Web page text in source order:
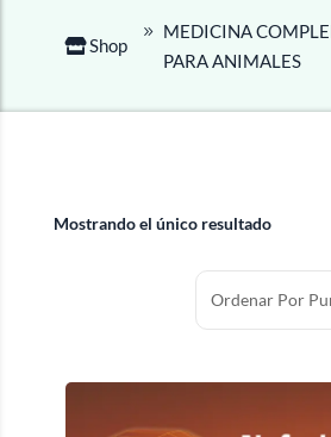
Shop
MEDICINA
PARA ANIMALES
Mostrando el único resultado